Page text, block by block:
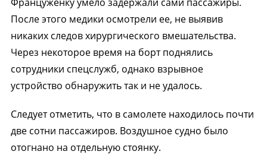
После этого медики осмотрели ее, не выявив
никаких следов хирургического вмешательства.
Через некоторое время на борт поднялись
сотрудники спецслужб, однако взрывное
устройство обнаружить так и не удалось.
Следует отметить, что в самолете находилось почти
две сотни пассажиров. Воздушное судно было
отогнано на отдельную стоянку.